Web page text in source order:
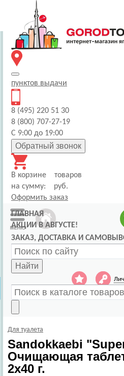
пунктов выдачи
8 (495) 220 51 30
8 (800) 707-27-19
С 9:00 до 19:00
Обратный звонок
В корзине
товаров
на сумму:
руб.
Оформить заказ
ГЛАВНАЯ
АКЦИИ В АВГУСТЕ!
ЗАКАЗ, ДОСТАВКА И
Найти
Для туалета
Sandokkaebi
Очищающая
2х40 г.